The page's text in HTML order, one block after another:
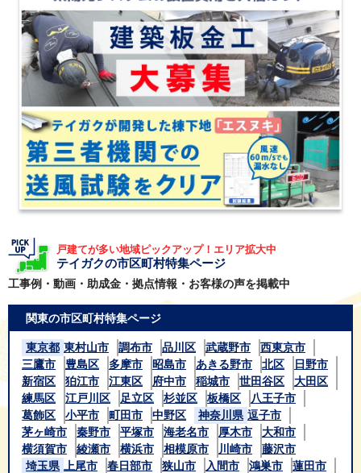
戸建てが多い地域ピックアップ！エリア拡大中
テイガクの市区町村特集ページ
工事例・動画・助成金・拠点情報・お客様の声を掲載中
関東の市区町村特集ページ
東京都 東村山市 調布市 品川区 武蔵野市
西東京市
三鷹市
豊島区 多摩市 昭島市 あきる野市 北区
日野市
新宿区
狛江市 江東区 府中市 稲城市 世田谷区
大田区
練馬区
江戸川区 足立区 杉並区 板橋区
八王子市
葛飾区
小平市 町田市 中野区 神奈川県 逗子市
茅ヶ崎市
秦野市 平塚市 海老名市 厚木市
大和市
横須賀市
綾瀬市 横浜市 相模原市 川崎市
藤沢市
埼玉県
上尾市 春日部市 狭山市 入間市 鴻巣市
蓮田市